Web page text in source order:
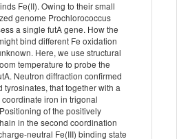
Fe(II). Owing to their small
genome Prochlorococcus
a single futA gene. How the
bind different Fe oxidation
Here, we use structural
temperature to probe the
Neutron diffraction confirmed
that together with a
iron in trigonal
of the positively
in the second coordination
neutral Fe(III) binding state